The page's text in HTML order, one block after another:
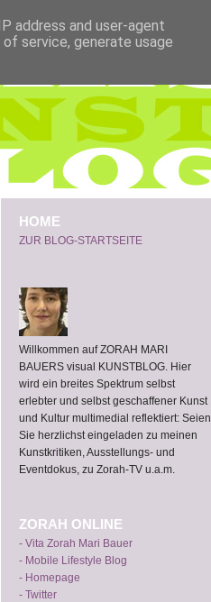
HOME
ZUR BLOG-STARTSEITE
Willkommen auf ZORAH MARI
BAUERS visual KUNSTBLOG. Hier
wird ein breites Spektrum selbst
erlebter und selbst geschaffener Kunst
und Kultur multimedial reflektiert: Seien
Sie herzlichst eingeladen zu meinen
Kunstkritiken, Ausstellungs- und
Eventdokus, zu Zorah-TV u.a.m.
ZORAH ONLINE
- Vita Zorah Mari Bauer
- Mobile Lifestyle Blog
- Homepage
- Twitter
address and user-agent
service, generate usage